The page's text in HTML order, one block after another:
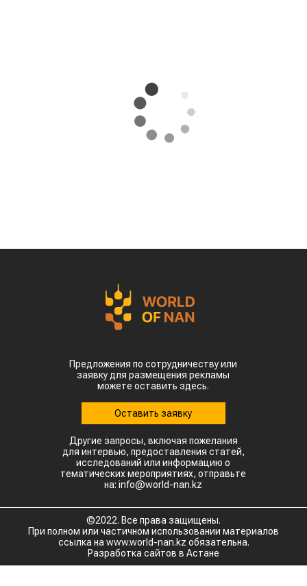
Предложения по сотрудничеству или
заявку для размещения рекламы
можете оставить здесь.
Оставить заявку
Другие запросы, включая пожелания
для интервью, предоставления статей,
исследований или информацию о
тематических мероприятиях, отправьте
на: info@world-nan.kz
©2022. Все права защищены.
При полном или частичном использовании материалов
ссылка на www.world-nan.kz обязательна.
Разработка сайтов в Астане